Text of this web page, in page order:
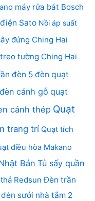
máy rửa bát Bosch
Sato Nồi áp suất
đứng Ching Hai
tường Ching Hai
đèn 5 đèn quạt
cánh gỗ quạt
cánh thép Quạt
trang trí Quạt tích
điều hòa Makano
Bản Tủ sấy quần
Redsun Đèn trần
đèn sưởi nhà tắm 2